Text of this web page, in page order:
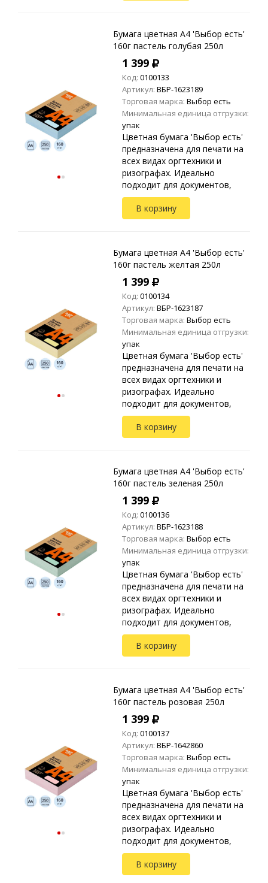
Бумага цветная A4 'Выбор есть'
160г пастель голубая 250л
1 399
Код: 0100133
Артикул: ВБР-1623189
Торговая марка: Выбор есть
Минимальная единица отгрузки:
упак
Цветная бумага 'Выбор есть'
предназначена для печати на
всех видах оргтехники и
ризографах. Идеально
подходит для документов,
презентаций, рекламных
материалов, открыток.
Упакована в прозрачные
В корзину
Бумага цветная A4 'Выбор есть'
160г пастель желтая 250л
1 399
Код: 0100134
Артикул: ВБР-1623187
Торговая марка: Выбор есть
Минимальная единица отгрузки:
упак
Цветная бумага 'Выбор есть'
предназначена для печати на
всех видах оргтехники и
ризографах. Идеально
подходит для документов,
презентаций, рекламных
материалов, открыток.
Упакована в прозрачные
В корзину
Бумага цветная A4 'Выбор есть'
160г пастель зеленая 250л
1 399
Код: 0100136
Артикул: ВБР-1623188
Торговая марка: Выбор есть
Минимальная единица отгрузки:
упак
Цветная бумага 'Выбор есть'
предназначена для печати на
всех видах оргтехники и
ризографах. Идеально
подходит для документов,
презентаций, рекламных
материалов, открыток.
Упакована в прозрачные
В корзину
Бумага цветная A4 'Выбор есть'
160г пастель розовая 250л
1 399
Код: 0100137
Артикул: ВБР-1642860
Торговая марка: Выбор есть
Минимальная единица отгрузки:
упак
Цветная бумага 'Выбор есть'
предназначена для печати на
всех видах оргтехники и
ризографах. Идеально
подходит для документов,
презентаций, рекламных
материалов, открыток.
Упакована в прозрачные
В корзину